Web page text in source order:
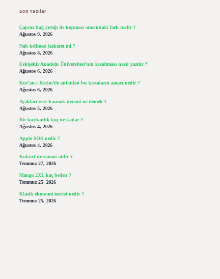
Son Yazılar
Çapraz bağ yırtığı ile kopması arasındaki fark nedir ?
Ağustos 9, 2026
Nah kelimesi hakaret mi ?
Ağustos 8, 2026
Eskişehir Anadolu Üniversitesi’nin kısaltması nasıl yazılır ?
Ağustos 6, 2026
Kur’an-ı Kerim’de anlatılan bu kıssaların amacı nedir ?
Ağustos 6, 2026
Ayakları yere basmak deyimi ne demek ?
Ağustos 5, 2026
Bir kurbanlık koç ne kadar ?
Ağustos 4, 2026
Apple SOS nedir ?
Ağustos 4, 2026
Kükürt ne zaman atılır ?
Temmuz 27, 2026
Mango 2XL kaç beden ?
Temmuz 25, 2026
Klasik ekonomi teorisi nedir ?
Temmuz 25, 2026